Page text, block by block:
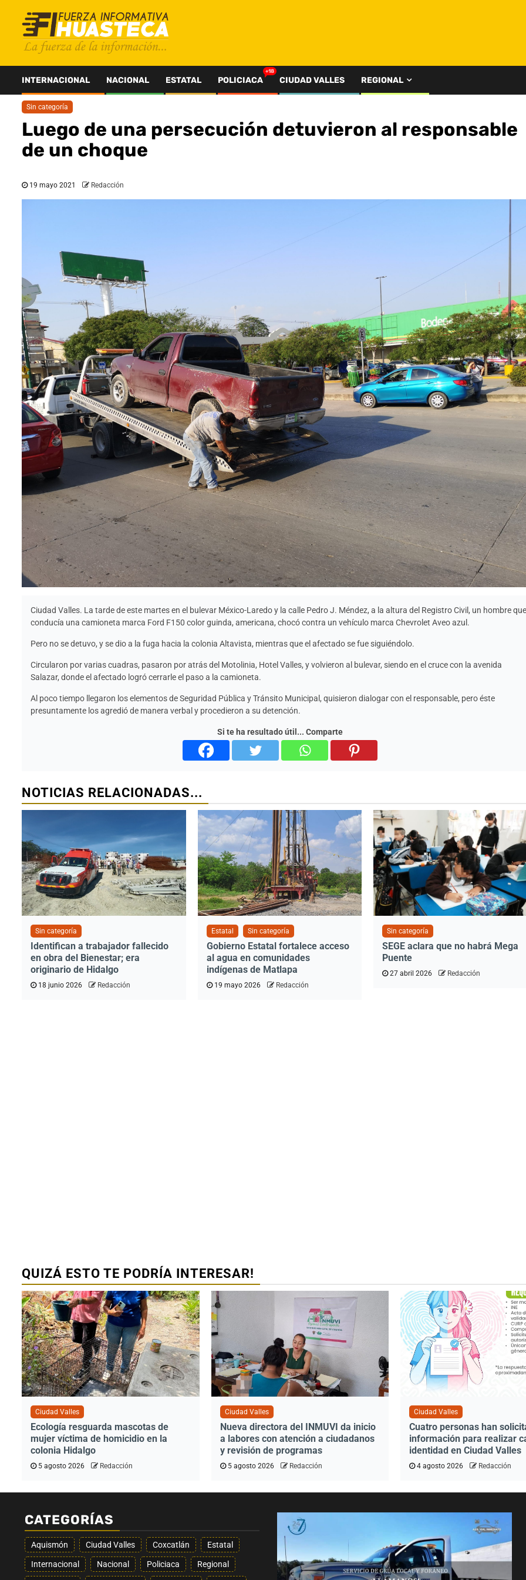
contenido
INTERNACIONAL NACIONAL ESTATAL POLICIACA
+18
CIUDAD VALLES REGIONAL
Sin categoría
Luego de una persecución detuvieron al responsable
de un choque
19 mayo 2021 Redacción
Ciudad Valles. La tarde de este martes en el bulevar México-Laredo y la calle Pedro J. Méndez, a la altura del Registro Civil, un hombre que
conducía una camioneta marca Ford F150 color guinda, americana, chocó contra un vehículo marca Chevrolet Aveo azul.
Pero no se detuvo, y se dio a la fuga hacia la colonia Altavista, mientras que el afectado se fue siguiéndolo.
Circularon por varias cuadras, pasaron por atrás del Motolinia, Hotel Valles, y volvieron al bulevar, siendo en el cruce con la avenida
Salazar, donde el afectado logró cerrarle el paso a la camioneta.
Al poco tiempo llegaron los elementos de Seguridad Pública y Tránsito Municipal, quisieron dialogar con el responsable, pero éste
presuntamente los agredió de manera verbal y procedieron a su detención.
Si te ha resultado útil... Comparte
NOTICIAS RELACIONADAS...
Sin categoría
Identifican a trabajador fallecido
en obra del Bienestar; era
originario de Hidalgo
18 junio 2026 Redacción
Estatal Sin categoría
Gobierno Estatal fortalece acceso
al agua en comunidades
indígenas de Matlapa
19 mayo 2026 Redacción
Sin categoría
SEGE aclara que no habrá Mega
Puente
27 abril 2026 Redacción
QUIZÁ ESTO TE PODRÍA INTERESAR!
Ciudad Valles
Ecología resguarda mascotas de
mujer víctima de homicidio en la
colonia Hidalgo
5 agosto 2026 Redacción
Ciudad Valles
Nueva directora del INMUVI da inicio
a labores con atención a ciudadanos
y revisión de programas
5 agosto 2026 Redacción
Ciudad Valles
Cuatro personas han
información para realizar
identidad en Ciudad Valles
4 agosto 2026 Redacción
CATEGORÍAS
Aquismón Ciudad Valles Coxcatlán Estatal
Internacional Nacional Policiaca Regional